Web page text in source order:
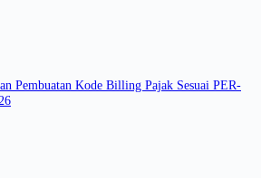
Pembuatan Kode Billing Pajak Sesuai PER-